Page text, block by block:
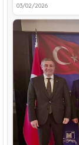
03/02/2026